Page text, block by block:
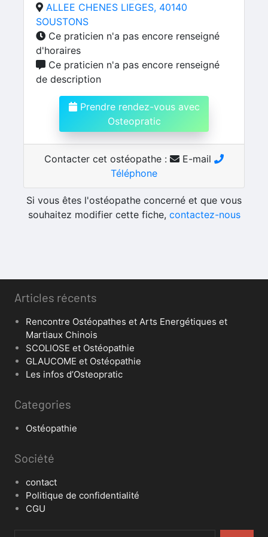
ALLEE CHENES LIEGES, 40140
SOUSTONS
Ce praticien n'a pas encore renseigné
d'horaires
Ce praticien n'a pas encore renseigné
de description
Prendre rendez-vous avec
Osteopratic
Contacter cet ostéopathe :
E-mail
Téléphone
Si vous êtes l'ostéopathe concerné et que vous
souhaitez modifier cette fiche, contactez-nous
Articles récents
Rencontre Ostéopathes et Arts Energétiques et
Martiaux Chinois
SCOLIOSE et Ostéopathie
GLAUCOME et Ostéopathie
Les infos d’Osteopratic
Categories
Ostéopathie
Société
contact
Politique de confidentialité
CGU